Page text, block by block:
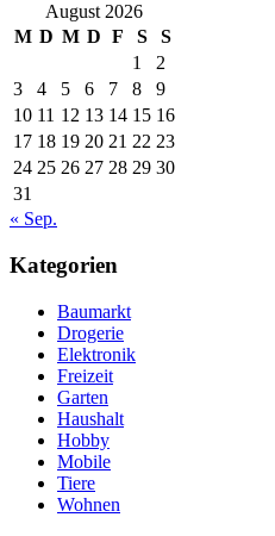
August 2026
M D M D F S
S
1
2
3
4 5 6 7 8
9
10 11 12 13 14 15 16
17 18 19 20 21 22 23
24 25 26 27 28 29 30
31
« Sep.
Kategorien
Baumarkt
Drogerie
Elektronik
Freizeit
Garten
Haushalt
Hobby
Mobile
Tiere
Wohnen